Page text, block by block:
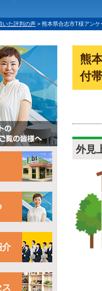
いた評判の声 > 熊本県合志市T様アンケ
熊
付
外見
介